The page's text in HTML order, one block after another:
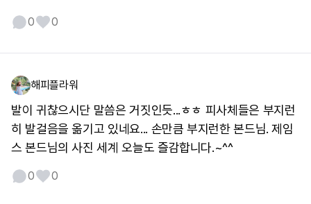
0 0
해피플라워
발이 귀찮으시단 말씀은 거짓인듯...ㅎㅎ 피사체들은 부지런
히 발걸음을 옮기고 있네요... 손만큼 부지런한 본드님. 제임
스 본드님의 사진 세계 오늘도 즐감합니다.~^^
0 0